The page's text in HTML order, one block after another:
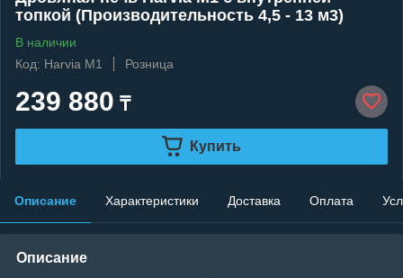
топкой (Производительность 4,5 - 13 м3)
В наличии
Код: Нarvia M1
Розница
239 880 ₸
Купить
Описание Характеристики Доставка Оплата
Описание